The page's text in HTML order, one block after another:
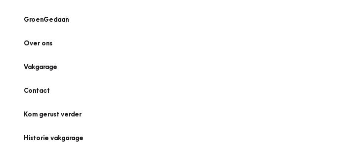
GroenGedaan
Over ons
Vakgarage
Contact
Kom gerust verder
Historie vakgarage